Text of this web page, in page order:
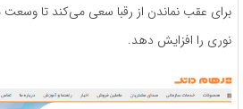
برای عقب نماندن از رقبا سعی می‌کند تا
نوری را افزایش دهد.